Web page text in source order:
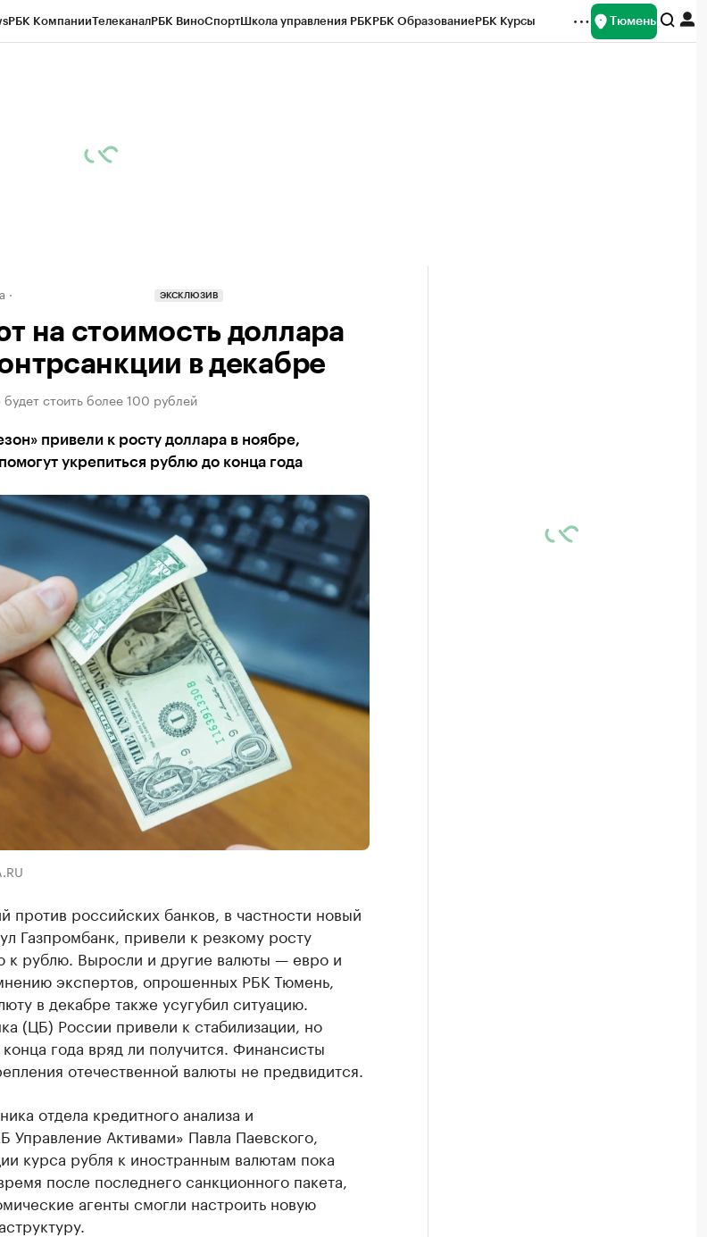
РБК КомпанииТелеканалРБК ВиноСпортШкола управления РБКРБК ОбразованиеРБК Курсы Тюмень
ЭКСКЛЮЗИВ
на стоимость доллара
в декабре
стоить более 100 рублей
привели к росту доллара в ноябре,
укрепиться рублю до конца года
российских банков, в частности новый
Газпромбанк, привели к резкому росту
к рублю. Выросли и другие валюты — евро и
экспертов, опрошенных РБК Тюмень,
в декабре также усугубил ситуацию.
(ЦБ) России привели к стабилизации, но
года вряд ли получится. Финансисты
отечественной валюты не предвидится.
отдела кредитного анализа и
Управление Активами» Павла Паевского,
курса рубля к иностранным валютам пока
после последнего санкционного пакета,
агенты смогли настроить новую